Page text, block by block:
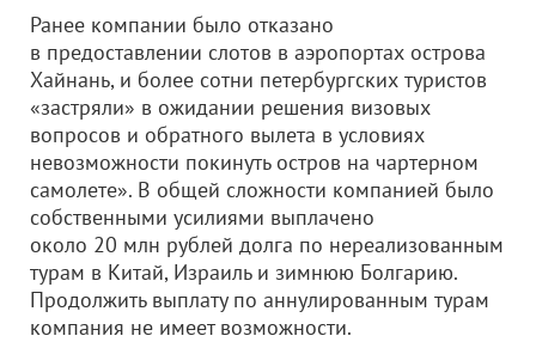
Ранее компании было отказано
в предоставлении слотов в аэропортах острова
Хайнань, и более сотни петербургских туристов
«застряли» в ожидании решения визовых
вопросов и обратного вылета в условиях
невозможности покинуть остров на чартерном
самолете». В общей сложности компанией было
собственными усилиями выплачено
около 20 млн рублей долга по нереализованным
турам в Китай, Израиль и зимнюю Болгарию.
Продолжить выплату по аннулированным турам
компания не имеет возможности.